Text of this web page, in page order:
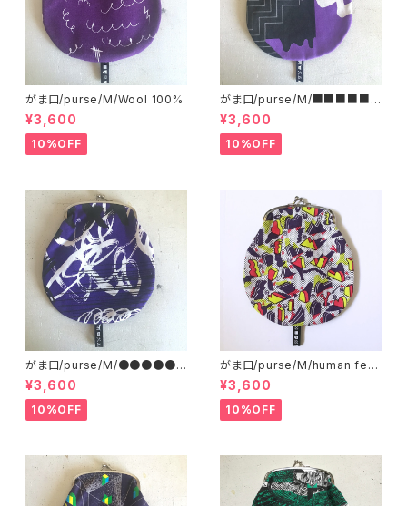
がま口/purse/M/Wool 100%
¥3,600
10%OFF
がま口/purse/M/■■■■■
■■■ AB
¥3,600
10%OFF
がま口/purse/M/●●●●●
●●●●
¥3,600
10%OFF
がま口/purse/M/human ferti
lizer
¥3,600
10%OFF